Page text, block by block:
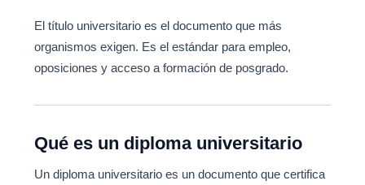
El título universitario es el documento que más
organismos exigen. Es el estándar para empleo,
oposiciones y acceso a formación de posgrado.
Qué es un diploma universitario
Un diploma universitario es un documento que certifica